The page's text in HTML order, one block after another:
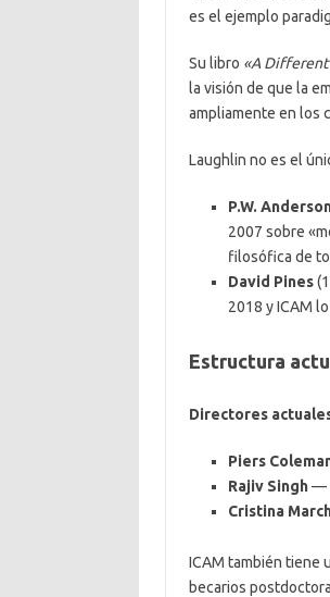
es el ejemplo
Su libro «A
la visión de que la
ampliamente en los
Laughlin no es el
P.W.
2007 sobre
filosófica de
David Pines
2018 y ICAM
Estructura
Directores
Piers
Rajiv Singh—
Cristina
ICAM también tiene
becarios